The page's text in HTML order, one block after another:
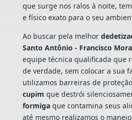
que surge nos ralos à noite,
e físico exato para o seu
Ao buscar pela melhor
Santo Antônio - Francisco
equipe técnica qualificada que
de verdade, sem colocar a sua
utilizamos barreiras de
cupim que destrói
formigaque contamina seus
até mesmo realizamos o